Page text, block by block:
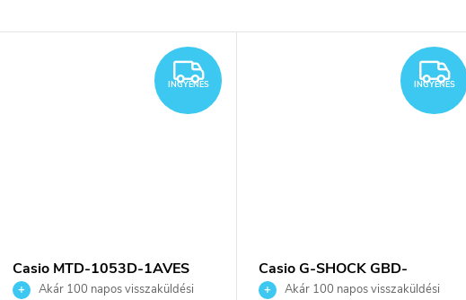
INGYENES
INGYENES
Casio MTD-1053D-1AVES
karóraAkár 100 napos visszaküldési
INGYENES
Casio G-SHOCK GBD-
800UC-5ER karóra
Akár 100 napos visszaküldési